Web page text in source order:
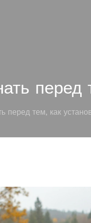
перед
перед тем, как